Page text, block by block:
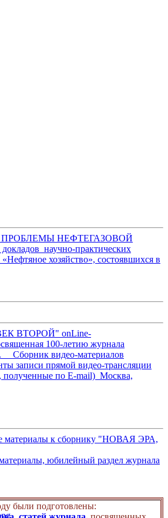
НЕФТЕГАЗОВОЙ
научно-практических
хозяйство», состоявшихся в
ВТОРОЙ" onLine-
100-летию журнала
Сборник видео-материалов
записи прямой видео-трансляции
полученные по E-mail) Москва,
материалы к сборнику "НОВАЯ ЭРА,
юбилейный раздел журнала
были подготовлены: